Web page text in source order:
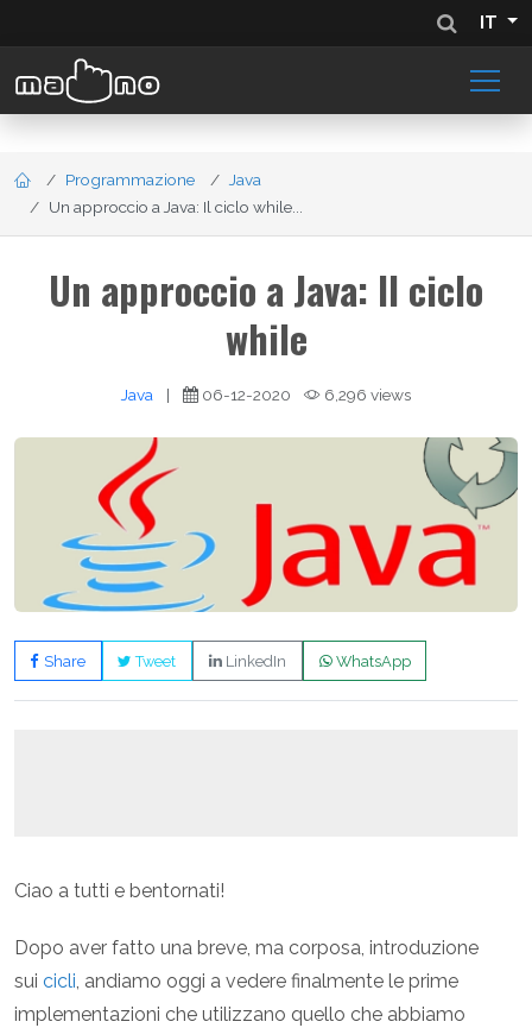
IT
Programmazione
Java
Un approccio a Java: Il ciclo while...
Un approccio a Java: Il ciclo
while
Java | 06-12-2020 6,296 views
Share Tweet LinkedIn WhatsApp
Ciao a tutti e bentornati!
Dopo aver fatto una breve, ma corposa, introduzione
sui cicli, andiamo oggi a vedere finalmente le prime
implementazioni che utilizzano quello che abbiamo